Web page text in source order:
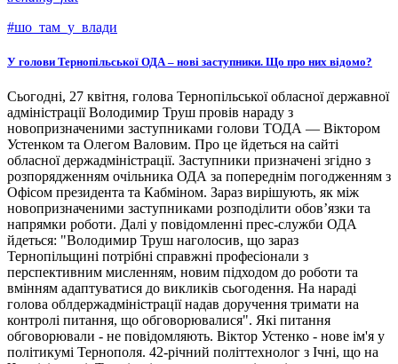
#шо_там_у_влади
У голови Тернопільської ОДА – нові заступники. Що про них відомо?
Сьогодні, 27 квітня, голова Тернопільської обласної державної
адміністрації Володимир Труш провів нараду з
новопризначеними заступниками голови ТОДА — Віктором
Устенком та Олегом Валовим. Про це йдеться на сайті
обласної держадміністрації. Заступники призначені згідно з
розпорядженням очільника ОДА за попереднім погодженням з
Офісом президента та Кабміном. Зараз вирішують, як між
новопризначеними заступниками розподілити обов’язки та
напрямки роботи. Далі у повідомленні прес-служби ОДА
йдеться: "Володимир Труш наголосив, що зараз
Тернопільщині потрібні справжні професіонали з
перспективним мисленням, новим підходом до роботи та
вмінням адаптуватися до викликів сьогодення. На нараді
голова облдержадміністрації надав доручення тримати на
контролі питання, що обговорювалися". Які питання
обговорювали - не повідомляють. Віктор Устенко - нове ім'я у
політикумі Тернополя. 42-річний політтехнолог з Ічні, що на